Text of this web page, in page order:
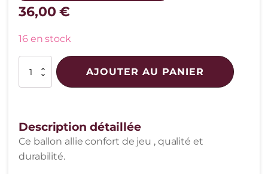
36,00€
16 en stock
quantité
BALLON
AJOUTER AU PANIER
Description détaillée
Ce ballon allie confort de jeu , qualité et
durabilité.